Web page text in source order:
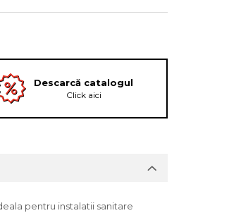
Descarcă catalogul
Click aici
pentru instalatii sanitare